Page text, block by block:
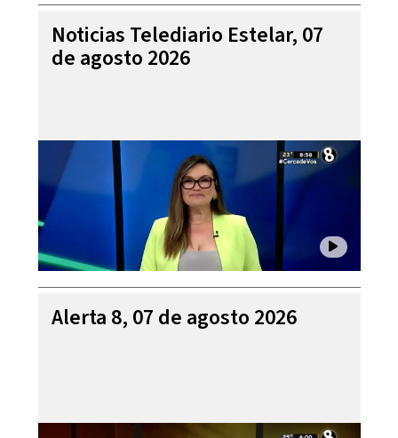
Noticias Telediario Estelar, 07
de agosto 2026
Alerta 8, 07 de agosto 2026